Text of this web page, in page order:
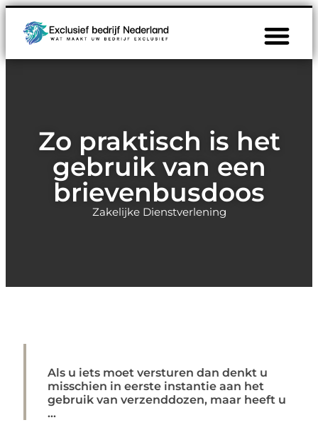
Zo praktisch is het
gebruik van een
brievenbusdoos
Zakelijke Dienstverlening
Als u iets moet versturen dan denkt u
misschien in eerste instantie aan het
gebruik van verzenddozen, maar heeft u
...